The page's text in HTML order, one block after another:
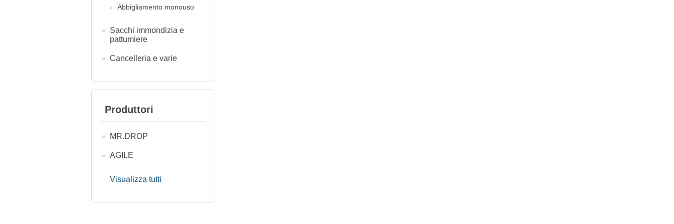
Abbigliamento monouso
Sacchi immondizia e
pattumiere
Cancelleria e varie
Produttori
MR.DROP
AGILE
Visualizza tutti